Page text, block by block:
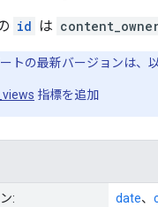
id は
トの最新バージョンは、
指標を追加
: date、